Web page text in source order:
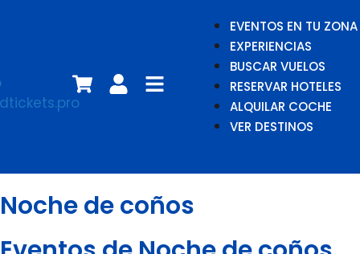
EVENTOS EN TU ZONA
EXPERIENCIAS
BUSCAR VUELOS
RESERVAR HOTELES
ALQUILAR COCHE
VER DESTINOS
Noche de coños